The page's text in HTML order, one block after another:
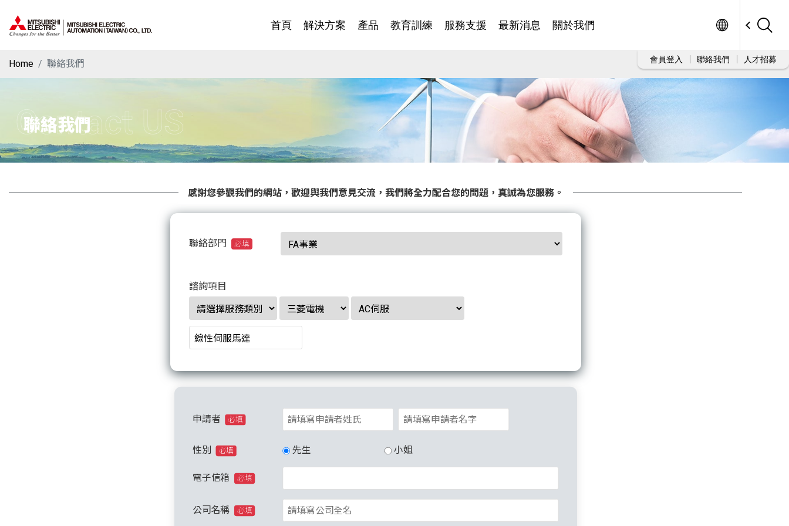
首頁 解決方案 產品 教育訓練 服務支援 最新消息 關於我們
會員登入 聯絡我們 人才招募
Home 聯絡我們
聯絡我們
Contact US
感謝您參觀我們的網站，歡迎與我們意見交流，我們將全力配合您的問題，真誠為您服務。
聯絡部門 必填
諮詢項目
申請者 必填
性別 必填 先生 小姐
電子信箱 必填
公司名稱 必填